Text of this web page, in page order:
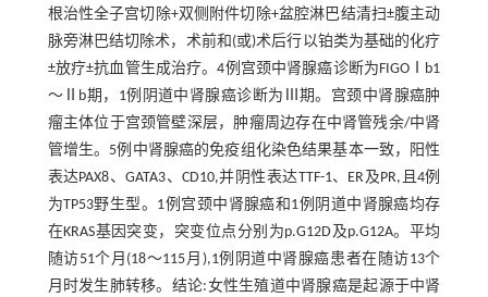
根治性全子宫切除+双侧附件切除+盆腔淋巴结清扫±腹主动
脉旁淋巴结切除术，术前和(或)术后行以铂类为基础的化疗
±放疗±抗血管生成治疗。4例宫颈中肾腺癌诊断为FIGOⅠb1
～Ⅱb期，1例阴道中肾腺癌诊断为Ⅲ期。宫颈中肾腺癌肿
瘤主体位于宫颈管壁深层，肿瘤周边存在中肾管残余/中肾
管增生。5例中肾腺癌的免疫组化染色结果基本一致，阳性
表达PAX8、GATA3、CD10,并阴性表达TTF-1、ER及PR,且4例
为TP53野生型。1例宫颈中肾腺癌和1例阴道中肾腺癌均存
在KRAS基因突变，突变位点分别为p.G12D及p.G12A。平均
随访51个月(18～115月),1例阴道中肾腺癌患者在随访13个
月时发生肺转移。结论:女性生殖道中肾腺癌是起源于中肾